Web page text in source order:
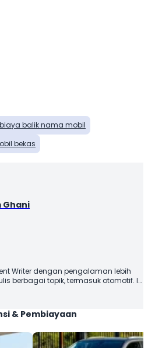
biaya balik nama mobil
bekas
Ghani
Writer dengan pengalaman lebih
berbagai topik, termasuk otomotif. Ia
Zihan berupaya
relevan dan bermanfaat. Selamat
& Pembiayaan